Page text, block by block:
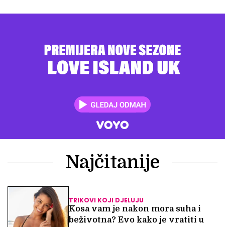
Najčitanije
TRIKOVI KOJI DJELUJU
Kosa vam je nakon mora suha i
beživotna? Evo kako je vratiti u